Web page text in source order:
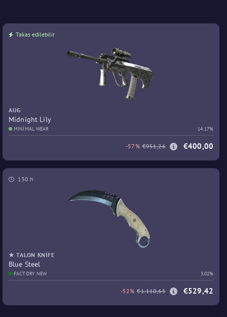
Takas edilebilir
AUG
Midnight Lily
MINIMAL WEAR 14.17%
-57% €951,26 €400,00
130 h
★ TALON KNIFE
Blue Steel
FACTORY NEW 3.02%
-52% €1.110,65 €529,42